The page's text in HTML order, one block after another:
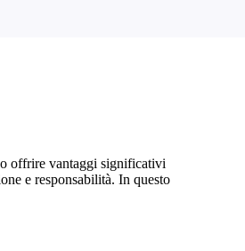
offrire vantaggi significativi
e responsabilità. In questo